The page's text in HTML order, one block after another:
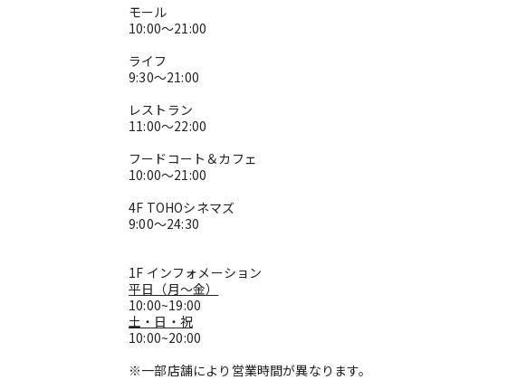
モール
10:00～21:00
ライフ
9:30～21:00
レストラン
11:00～22:00
フードコート＆カフェ
10:00～21:00
4F TOHOシネマズ
9:00～24:30
1F インフォメーション
平日（月～金）
10:00~19:00
土・日・祝
10:00~20:00
※一部店舗により営業時間が異なります。